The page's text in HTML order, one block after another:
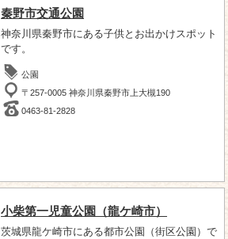
秦野市交通公園
神奈川県秦野市にある子供とお出かけスポット
です。
公園
〒257-0005 神奈川県秦野市上大槻190
0463-81-2828
小柴第一児童公園（龍ケ崎市）
茨城県龍ケ崎市にある都市公園（街区公園）で